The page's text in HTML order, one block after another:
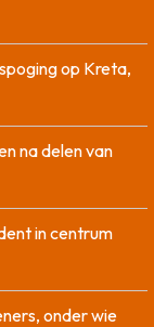
op Kreta,
na delen van
in centrum
onder wie